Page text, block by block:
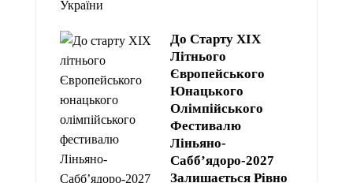
До Старту XIX
Літнього
Європейського
Юнацького
Олімпійського
Фестивалю
Ліньяно-
Сабб’ядоро-2027
Залишається Рівно